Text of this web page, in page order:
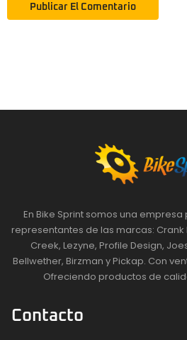
En Bike Sprint somos una
representantes de las marcas: Crank
Creek, Lezyne, Profile Design,
Bellwether, Birzman y Pickap. Con
Ofreciendo productos de
Contacto